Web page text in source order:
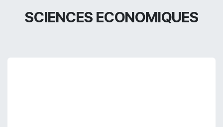
SCIENCES ECONOMIQUES